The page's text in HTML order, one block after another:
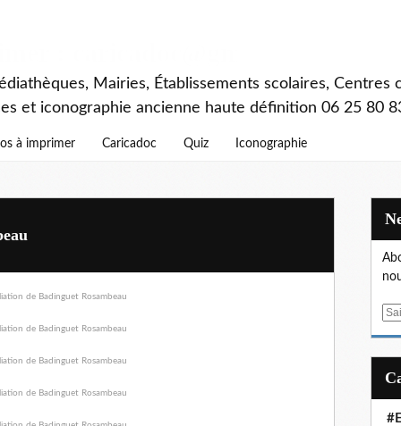
Mairies, Établissements scolaires, Centres
et iconographie ancienne haute définition 06 25 80
à imprimer Caricadoc Quiz Iconographie
E